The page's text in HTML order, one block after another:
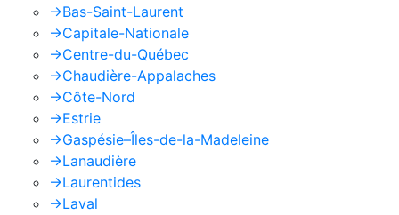
->Bas-Saint-Laurent
->Capitale-Nationale
->Centre-du-Québec
->Chaudière-Appalaches
->Côte-Nord
->Estrie
->Gaspésie–Îles-de-la-Madeleine
->Lanaudière
->Laurentides
->Laval